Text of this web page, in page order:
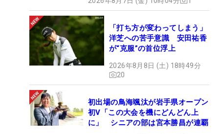
「打ち方が変わってしまう」
洋芝への苦手意識 安田祐香
が“克服”の首位浮上
2026年8月8日 (土) 18時49分
20
初出場の鳥海颯汰が岩手県オープン
初V「この大会を機にどんどん上
に」 シニアの部は宮本勝昌が連覇